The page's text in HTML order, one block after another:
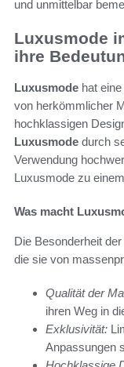
und unmittelbar
Luxusmode
ihre
Luxusmode hat
von herkömmlicher
hochklassigen
Luxusmode durch
Verwendung
Luxusmode zu
Was macht
Die Besonderheit
die sie von
Qualität der
ihren Weg in
Exklusivität:
Anpassungen